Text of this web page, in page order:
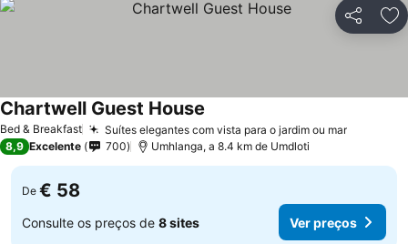
Partilhar
Bed & Breakfast Suítes elegantes com vista para o jardim ou marVer
Chartwell Guest House
8,9 Excelente 700 Umhlanga, a 8.4 km de Umdloti
De € 58
Consulte os preços de 8 sites Ver preços